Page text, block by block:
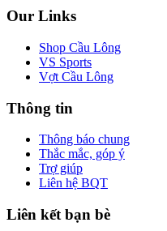
Our Links
Shop Cầu Lông
VS Sports
Vợt Cầu Lông
Thông tin
Thông báo chung
Thắc mắc, góp ý
Trợ giúp
Liên hệ BQT
Liên kết bạn bè